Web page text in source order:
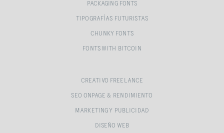
PACKAGING FONTS
TIPOGRAFÍAS FUTURISTAS
CHUNKY FONTS
FONTS WITH BITCOIN
CREATIVO FREELANCE
SEO ONPAGE & RENDIMIENTO
MARKETING Y PUBLICIDAD
DISEÑO WEB